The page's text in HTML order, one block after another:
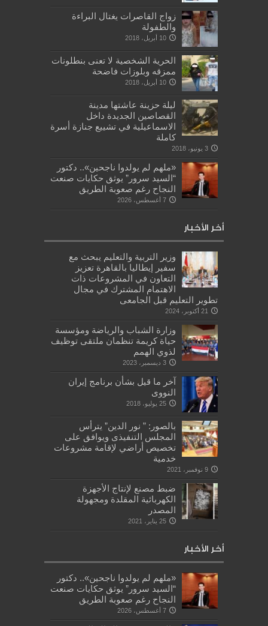
زواج القاصرات يغتال البراءة
والطفولة
10 أبريل، 2018
الحرية الشخصية لا تعنى بنطلونات
ممزقه وبلوزات فاضحة
10 أبريل، 2018
ليلة حزينة عاشتها مدينة
القصاصين الجديدة داخل
الاسماعيلية في تشييع جنازة أسرة
كاملة
3 يونيو، 2018
«ملهم لم يولدوا ناجحين».. دكتور
“السيد سرور” يوثق حكايات صنعت
النجاح رغم صعوبة الطريق
7 أغسطس، 2026
أخر الأخبار
وزير التربية والتعليم يبحث مع
سفير إيطاليا بالقاهرة تعزيز
التعاون في المشروعات ذات
الاهتمام المشترك في مجال
تطوير التعليم قبل الجامعى
21 أكتوبر، 2024
وزارة الشباب والرياضة ومؤسسة
حياة كريمة تنظمان ملتقى توظيف
لذوي الهمم
3 ديسمبر، 2023
آخر ما قيل بشأن برنامج إيران
النووى
25 يوليو، 2018
بالصور: ” نور الدين” يترأس
المجلس التنفيذى ويوافق على
تخصيص أراضي لإقامة مشروعات
خدمية
9 نوفمبر، 2021
ضبط مصنع لإنتاج الأجهزة
الكهربائية المقلدة ومجهولة
المصدر
25 يناير، 2021
أخر الأخبار
«ملهم لم يولدوا ناجحين».. دكتور
“السيد سرور” يوثق حكايات صنعت
النجاح رغم صعوبة الطريق
7 أغسطس، 2026